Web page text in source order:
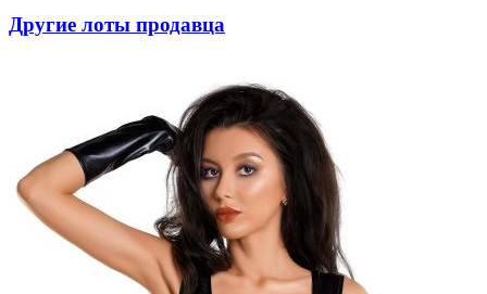
Другие лоты продавца